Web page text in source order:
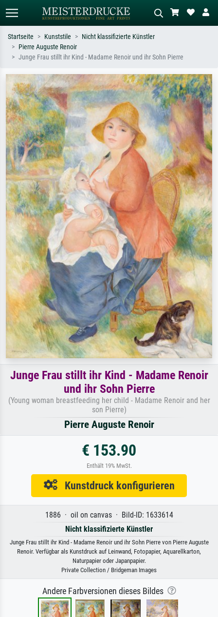
Standardsuche KI-Bildersuche
oder Stilen – z.B. Monet,
Sternennacht, Impressionismus, Welle
Hokusai, Akt.
Wiese, Abstrakt mit viel Rot, Dunkles
Ölgemälde, Stehender Akt neben einem
Baum.
Startseite Kunststile
Nicht klassifizierte Künstler
Pierre Auguste Renoir
Junge Frau stillt ihr Kind - Madame Renoir und ihr Sohn Pierre
Junge Frau stillt ihr Kind - Madame Renoir
und ihr Sohn Pierre
(Young woman breastfeeding her child - Madame Renoir and her
son Pierre)
Pierre Auguste Renoir
€ 153.90
Enthält 19% MwSt.
Kunstdruck konfigurieren
1886 · oil on canvas · Bild-ID: 1633614
Nicht klassifizierte Künstler
Junge Frau stillt ihr Kind - Madame Renoir und ihr Sohn Pierre von Pierre Auguste
Renoir. Verfügbar als Kunstdruck auf Leinwand, Fotopapier, Aquarellkarton,
Naturpapier oder Japanpapier.
Private Collection / Bridgeman Images
Andere Farbversionen dieses Bildes